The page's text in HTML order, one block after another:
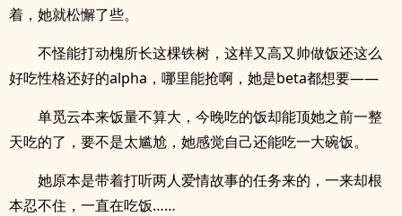
着，她就松懈了些。
不怪能打动槐所长这棵铁树，这样又高又帅做饭还这么
好吃性格还好的alpha，哪里能抢啊，她是beta都想要——
单觅云本来饭量不算大，今晚吃的饭却能顶她之前一整
天吃的了，要不是太尴尬，她感觉自己还能吃一大碗饭。
她原本是带着打听两人爱情故事的任务来的，一来却根
本忍不住，一直在吃饭……